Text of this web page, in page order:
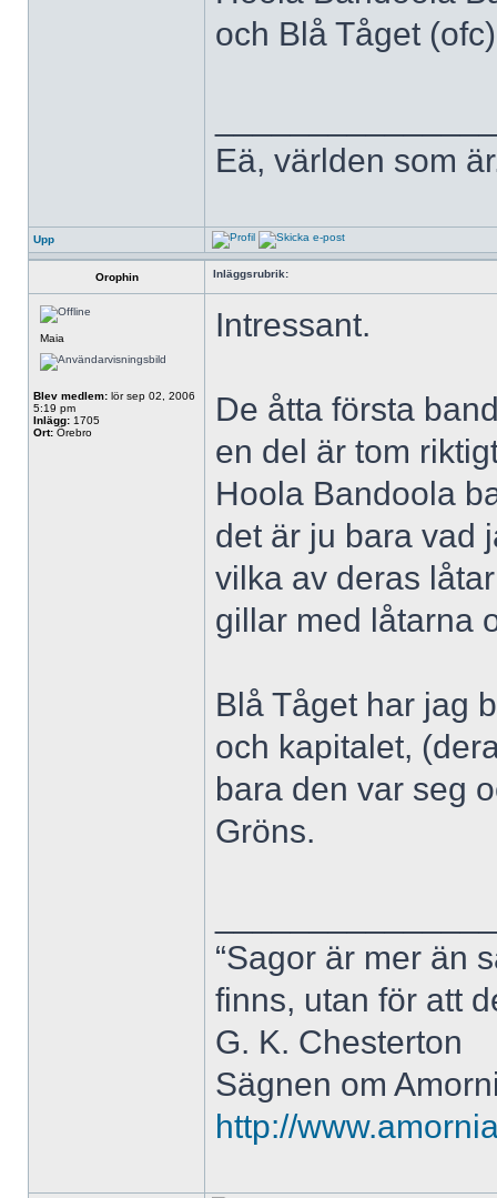
och Blå Tåget (ofc)
Eä, världen som
Upp
Orophin Inläggsrubrik:
Maia
Blev medlem: lör sep 02, 2006
5:19 pm
Inlägg: 1705
Ort: Örebro
Intressant.
De åtta första
en del är tom
Hoola Bandoola
det är ju bara vad
vilka av deras
gillar med låtarna
Blå Tåget har jag
och kapitalet,
bara den var seg
Gröns.
“Sagor är mer än
finns, utan för att
G. K. Chesterton
Sägnen om
http://